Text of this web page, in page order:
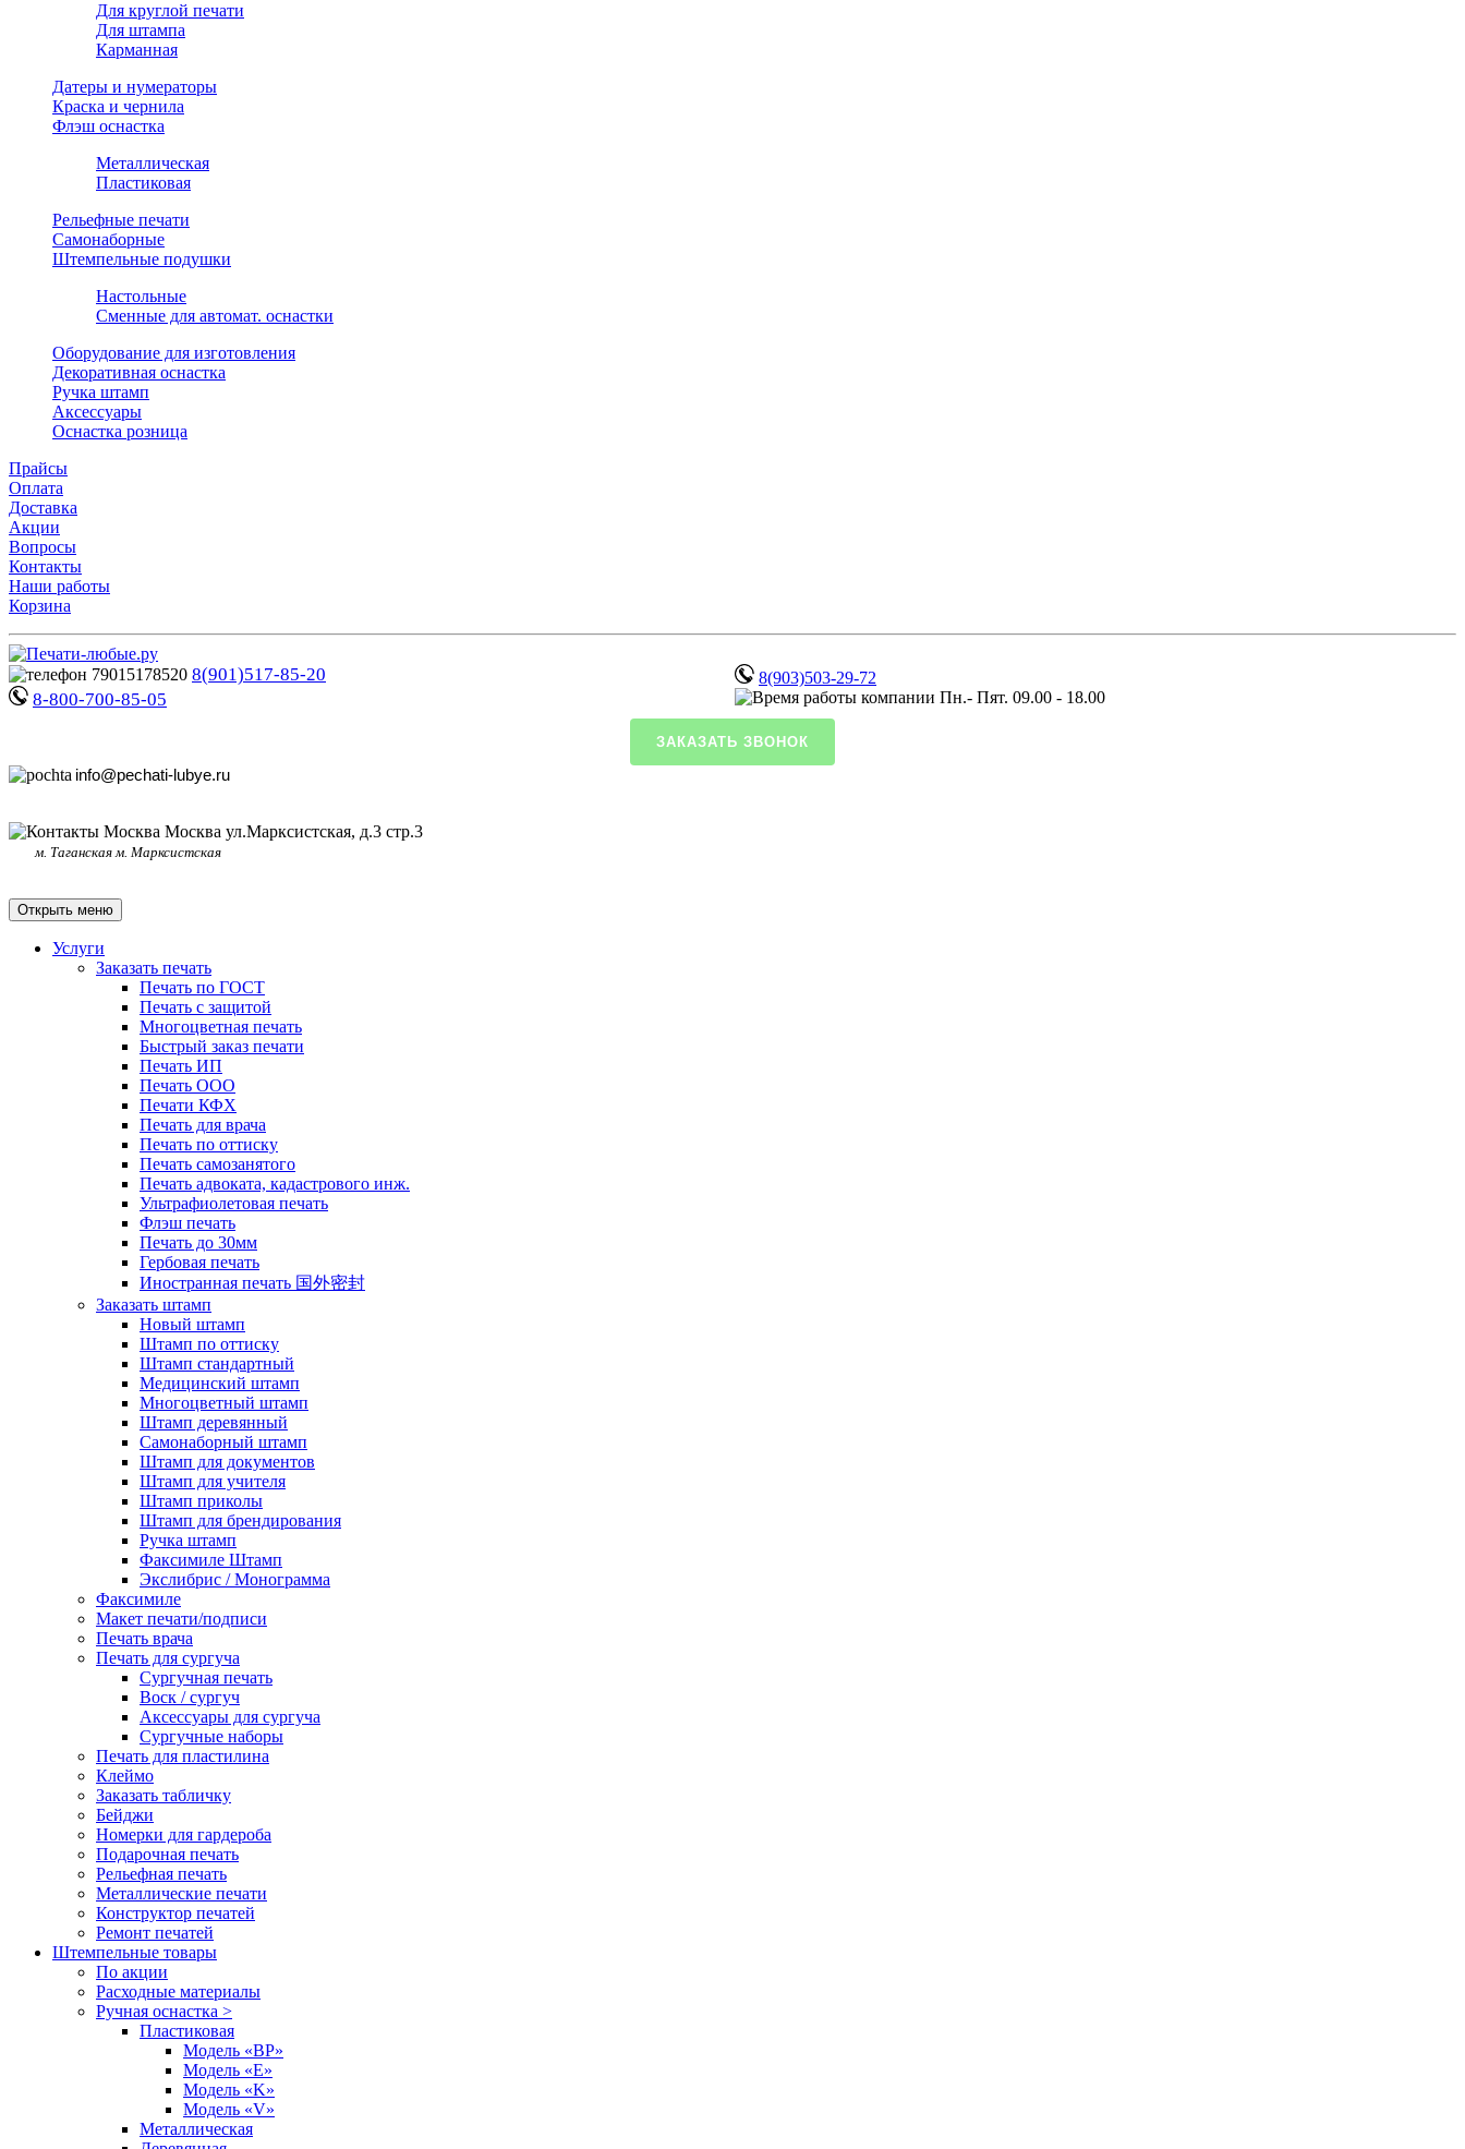
Для круглой печати
Для штампа
Карманная
Датеры и нумераторы
Краска и чернила
Флэш оснастка
Металлическая
Пластиковая
Рельефные печати
Самонаборные
Штемпельные подушки
Настольные
Сменные для автомат. оснастки
Оборудование для изготовления
Декоративная оснастка
Ручка штамп
Аксессуары
Оснастка розница
Прайсы
Оплата
Доставка
Акции
Вопросы
Контакты
Наши работы
Корзина
8(901)517-85-20
8-800-700-85-05
8(903)503-29-72
Пн.- Пят. 09.00 - 18.00
ЗАКАЗАТЬ ЗВОНОК
info@pechati-lubye.ru
Москва ул.Марксистская, д.3 стр.3
м. Таганская м. Марксистская
Открыть меню
Услуги
Заказать печать
Печать по ГОСТ
Печать с защитой
Многоцветная печать
Быстрый заказ печати
Печать ИП
Печать ООО
Печати КФХ
Печать для врача
Печать по оттиску
Печать самозанятого
Печать адвоката, кадастрового инж.
Ультрафиолетовая печать
Флэш печать
Печать до 30мм
Гербовая печать
Иностранная печать 国外密封
Заказать штамп
Новый штамп
Штамп по оттиску
Штамп стандартный
Медицинский штамп
Многоцветный штамп
Штамп деревянный
Самонаборный штамп
Штамп для документов
Штамп для учителя
Штамп приколы
Штамп для брендирования
Ручка штамп
Факсимиле Штамп
Экслибрис / Монограмма
Факсимиле
Макет печати/подписи
Печать врача
Печать для сургуча
Сургучная печать
Воск / сургуч
Аксессуары для сургуча
Сургучные наборы
Печать для пластилина
Клеймо
Заказать табличку
Бейджи
Номерки для гардероба
Подарочная печать
Рельефная печать
Металлические печати
Конструктор печатей
Ремонт печатей
Штемпельные товары
По акции
Расходные материалы
Ручная оснастка >
Пластиковая
Модель «BP»
Модель «E»
Модель «K»
Модель «V»
Металлическая